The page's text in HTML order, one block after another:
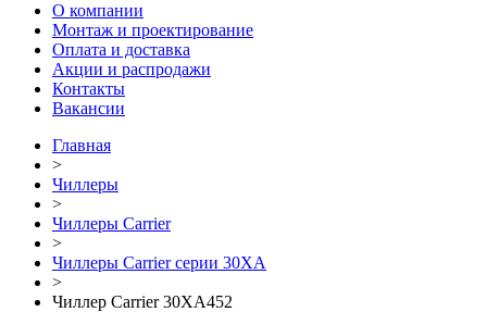
О компании
Монтаж и проектирование
Оплата и доставка
Акции и распродажи
Контакты
Вакансии
Главная
>
Чиллеры
>
Чиллеры Carrier
>
Чиллеры Carrier серии 30XA
>
Чиллер Carrier 30XA452